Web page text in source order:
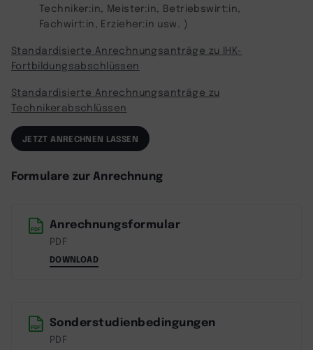
Techniker:in, Meister:in, Betriebswirt:in,
Fachwirt:in, Erzieher:in usw. )
Standardisierte Anrechnungsanträge zu IHK-
Fortbildungsabschlüssen
Standardisierte Anrechnungsanträge zu
Technikerabschlüssen
JETZT ANRECHNEN LASSEN
Formulare zur Anrechnung
Anrechnungsformular
PDF
DOWNLOAD
Sonderstudienbedingungen
PDF